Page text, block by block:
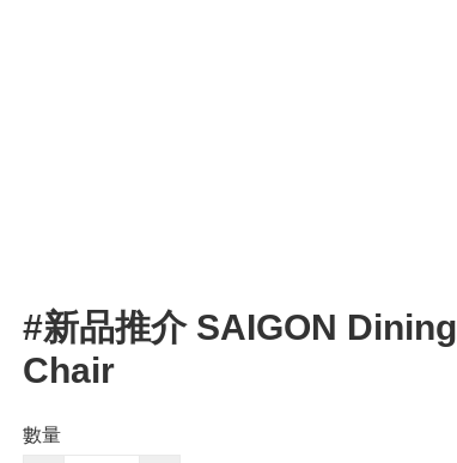
#新品推介 SAIGON Dining
Chair
數量